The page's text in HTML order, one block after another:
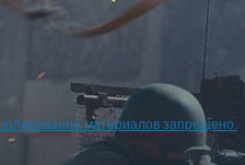
копирование материалов запрещено.